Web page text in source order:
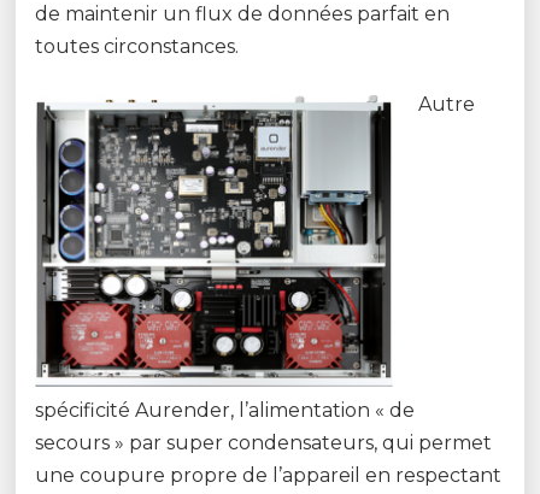
de maintenir un flux de données parfait en
toutes circonstances.
Autre
spécificité Aurender, l’alimentation « de
secours » par super condensateurs, qui permet
une coupure propre de l’appareil en respectant